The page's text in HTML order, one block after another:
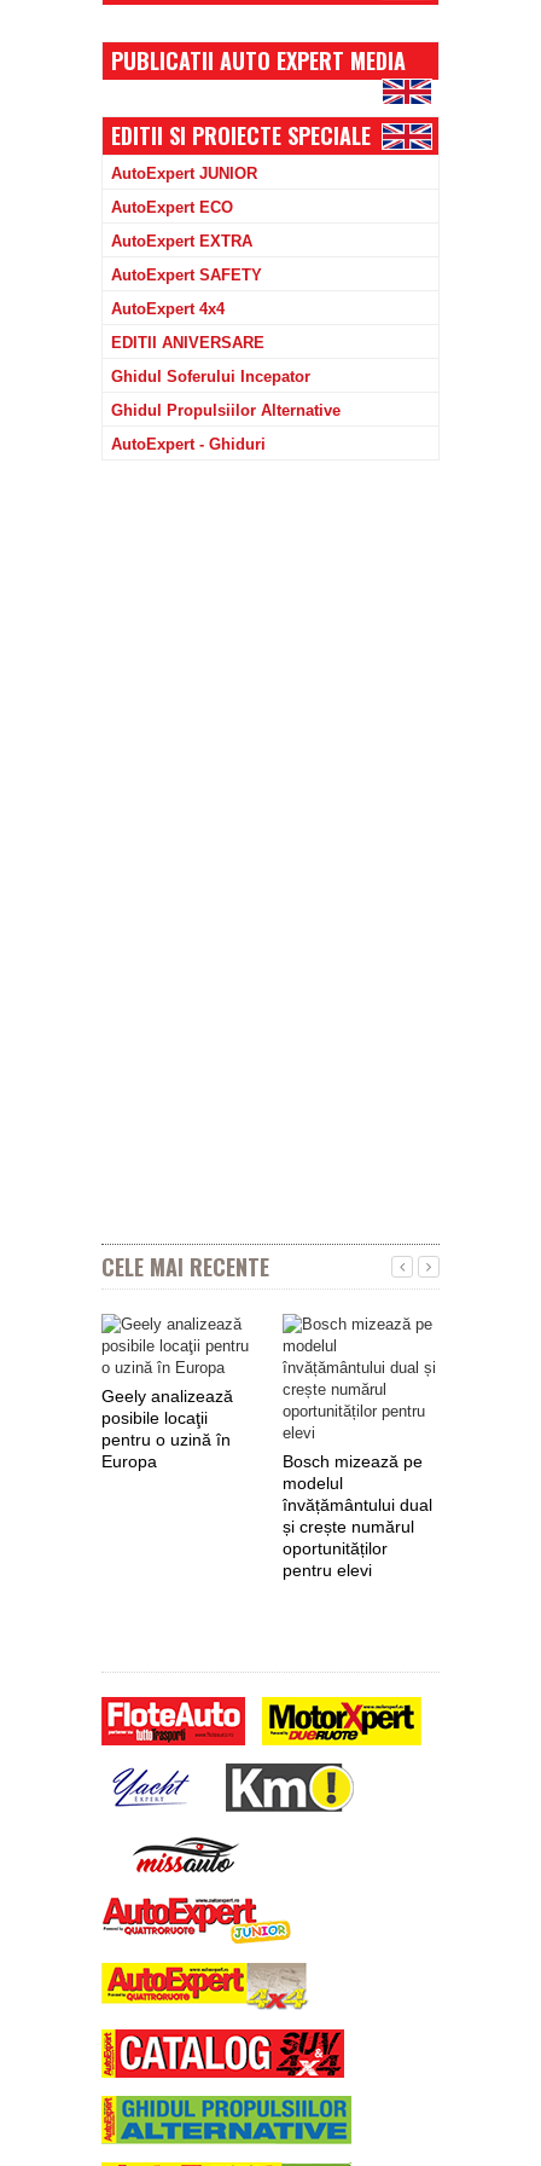
PUBLICATII AUTO EXPERT MEDIA
EDITII SI PROIECTE SPECIALE
AutoExpert JUNIOR
AutoExpert ECO
AutoExpert EXTRA
AutoExpert SAFETY
AutoExpert 4x4
EDITII ANIVERSARE
Ghidul Soferului Incepator
Ghidul Propulsiilor Alternative
AutoExpert - Ghiduri
CELE MAI RECENTE
Geely analizează
posibile locaţii
pentru o uzină în
Europa
Bosch mizează pe
modelul
învățământului dual
și crește numărul
oportunităților
pentru elevi